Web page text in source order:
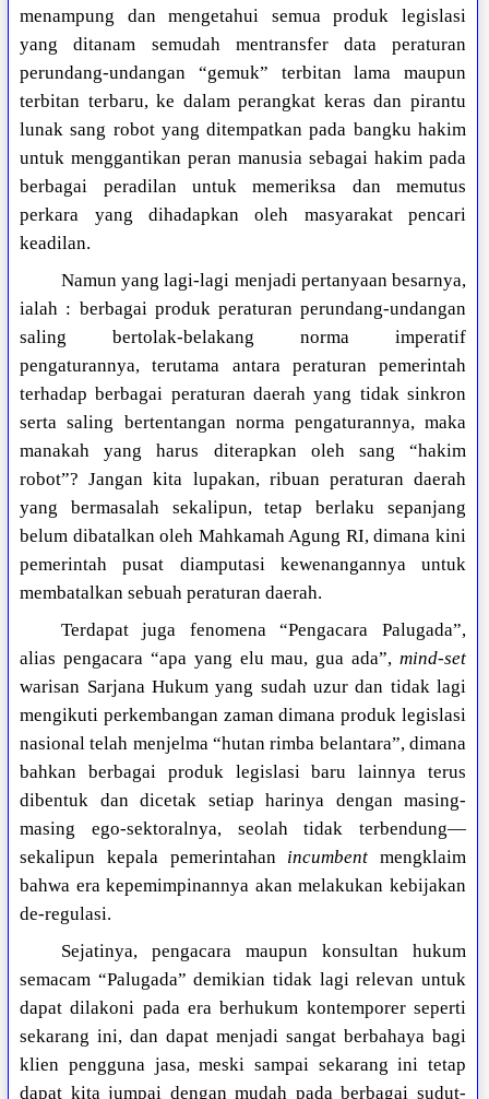
menampung dan mengetahui semua produk legislasi
yang ditanam semudah mentransfer data peraturan
perundang-undangan “gemuk” terbitan lama maupun
terbitan terbaru, ke dalam perangkat keras dan pirantu
lunak sang robot yang ditempatkan pada bangku hakim
untuk menggantikan peran manusia sebagai hakim pada
berbagai peradilan untuk memeriksa dan memutus
perkara yang dihadapkan oleh masyarakat pencari
keadilan.
Namun yang lagi-lagi menjadi pertanyaan besarnya,
ialah : berbagai produk peraturan perundang-undangan
saling bertolak-belakang norma imperatif
pengaturannya, terutama antara peraturan pemerintah
terhadap berbagai peraturan daerah yang tidak sinkron
serta saling bertentangan norma pengaturannya, maka
manakah yang harus diterapkan oleh sang “hakim
robot”? Jangan kita lupakan, ribuan peraturan daerah
yang bermasalah sekalipun, tetap berlaku sepanjang
belum dibatalkan oleh Mahkamah Agung RI, dimana kini
pemerintah pusat diamputasi kewenangannya untuk
membatalkan sebuah peraturan daerah.
Terdapat juga fenomena “Pengacara Palugada”,
alias pengacara “apa yang elu mau, gua ada”, mind-set
warisan Sarjana Hukum yang sudah uzur dan tidak lagi
mengikuti perkembangan zaman dimana produk legislasi
nasional telah menjelma “hutan rimba belantara”, dimana
bahkan berbagai produk legislasi baru lainnya terus
dibentuk dan dicetak setiap harinya dengan masing-
masing ego-sektoralnya, seolah tidak terbendung—
sekalipun kepala pemerintahan incumbent mengklaim
bahwa era kepemimpinannya akan melakukan kebijakan
de-regulasi.
Sejatinya, pengacara maupun konsultan hukum
semacam “Palugada” demikian tidak lagi relevan untuk
dapat dilakoni pada era berhukum kontemporer seperti
sekarang ini, dan dapat menjadi sangat berbahaya bagi
klien pengguna jasa, meski sampai sekarang ini tetap
dapat kita jumpai dengan mudah pada berbagai sudut-